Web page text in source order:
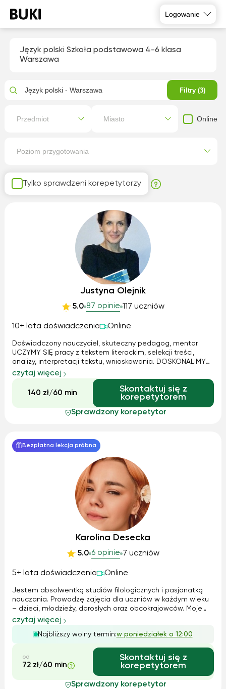
Logowanie
Język polski Szkoła podstawowa 4-6 klasa
Warszawa
Tylko sprawdzeni korepetytorzy
Justyna Olejnik
5.0 87 opinie 117 uczniów
10+ lata doświadczenia Online
Doświadczony nauczyciel, skuteczny pedagog, mentor.
UCZYMY SIĘ pracy z tekstem literackim, selekcji treści,
analizy, interpretacji tekstu, wnioskowania. DOSKONALIMY
formy wypowiedzi ustnej, pisemnej. ROZWIJAMY
słownictwo, myślenie, pamięć, uwagę. BUDUJEMY odwagę,
sprawczość, pewność siebie. ZDAJEMY egzamin 8 klasisty,
maturę. Autorski program nauczania, wartościowe
materiały, całotygodniowa łączność, wsparcie. UCZNIOWIE
KLAS 4-8, LICEUM.
czytaj więcej
140 zł/60 min
Skontaktuj się z
korepetytorem
Sprawdzony korepetytor
Bezpłatna lekcja próbna
Karolina Desecka
5.0 6 opinie 7 uczniów
5+ lata doświadczenia Online
Jestem absolwentką studiów filologicznych i pasjonatką
nauczania. Prowadzę zajęcia dla uczniów w każdym wieku
– dzieci, młodzieży, dorosłych oraz obcokrajowców. Moje
lekcje są dynamiczne, pełne energii i kreatywności,
ponieważ wierzę, że nauka języka powinna być
przyjemnością. Dostosowuję metody nau...
czytaj więcej
Najbliższy wolny termin:w poniedziałek o 12:00
od
72 zł/60 min
Skontaktuj się z
korepetytorem
Sprawdzony korepetytor
Język polski - Warszawa Filtry (3)
Przedmiot Miasto Online
Poziom przygotowania